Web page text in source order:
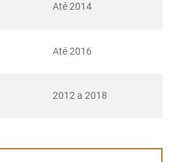
Até 2014
Até 2016
2012 a 2018